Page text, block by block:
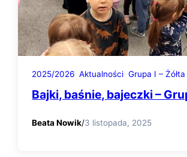
2025/2026 Aktualności Grupa I – Żółta
Bajki, baśnie, bajeczki –
Beata Nowik/3 listopada, 2025